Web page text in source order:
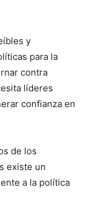
y
para la
contra
líderes
confianza en
de los
existe un
a la política